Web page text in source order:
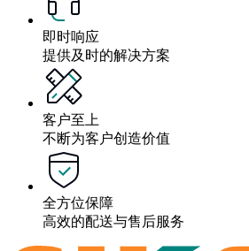
即时响应
提供及时的解决方案
客户至上
不断为客户创造价值
全方位保障
高效的配送与售后服务